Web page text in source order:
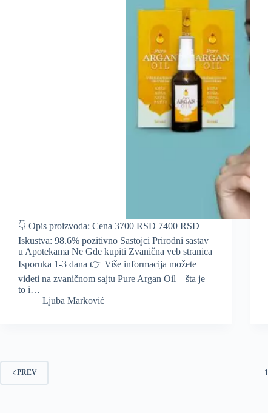
👇 Opis proizvoda: Cena 3700 RSD 7400 RSD
Iskustva: 98.6% pozitivno Sastojci Prirodni sastav
u Apotekama Ne Gde kupiti Zvanična veb stranica
Isporuka 1-3 dana 👉 Više informacija možete
videti na zvaničnom sajtu Pure Argan Oil – šta je
to i…
Ljuba Marković
PREV 1